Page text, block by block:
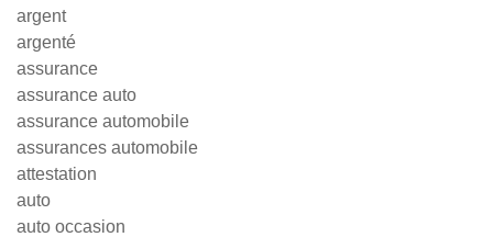
argent
argenté
assurance
assurance auto
assurance automobile
assurances automobile
attestation
auto
auto occasion